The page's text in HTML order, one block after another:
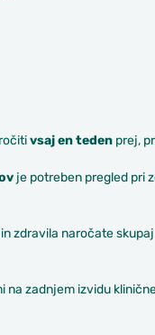
vsaj en teden prej,
je potreben pregled pri
zdravila naročate skupaj
zadnjem izvidu